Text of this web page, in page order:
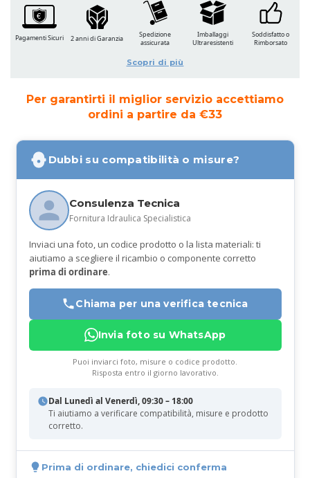
Per garantirti il miglior servizio accettiamo
ordini a partire da €33
Dubbi su compatibilità o misure?
Consulenza Tecnica
Fornitura Idraulica Specialistica
Inviaci una foto, un codice prodotto o la lista materiali: ti
aiutiamo a scegliere il ricambio o componente corretto
prima di ordinare.
Chiama per una verifica tecnica
Invia foto su WhatsApp
Puoi inviarci foto, misure o codice prodotto.
Risposta entro il giorno lavorativo.
Dal Lunedì al Venerdì, 09:30 – 18:00
Ti aiutiamo a verificare compatibilità, misure e prodotto
corretto.
Prima di ordinare, chiedici conferma
Pagamenti Sicuri 2 anni di Garanzia
Spedizione
assicurata
Imballaggi
Ultraresistenti
Soddisfatto o
Rimborsato
Scopri di più